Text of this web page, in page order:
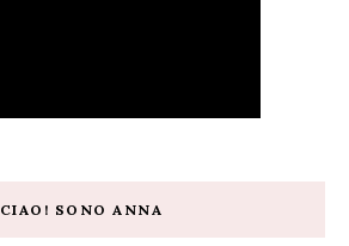
CIAO! SONO ANNA